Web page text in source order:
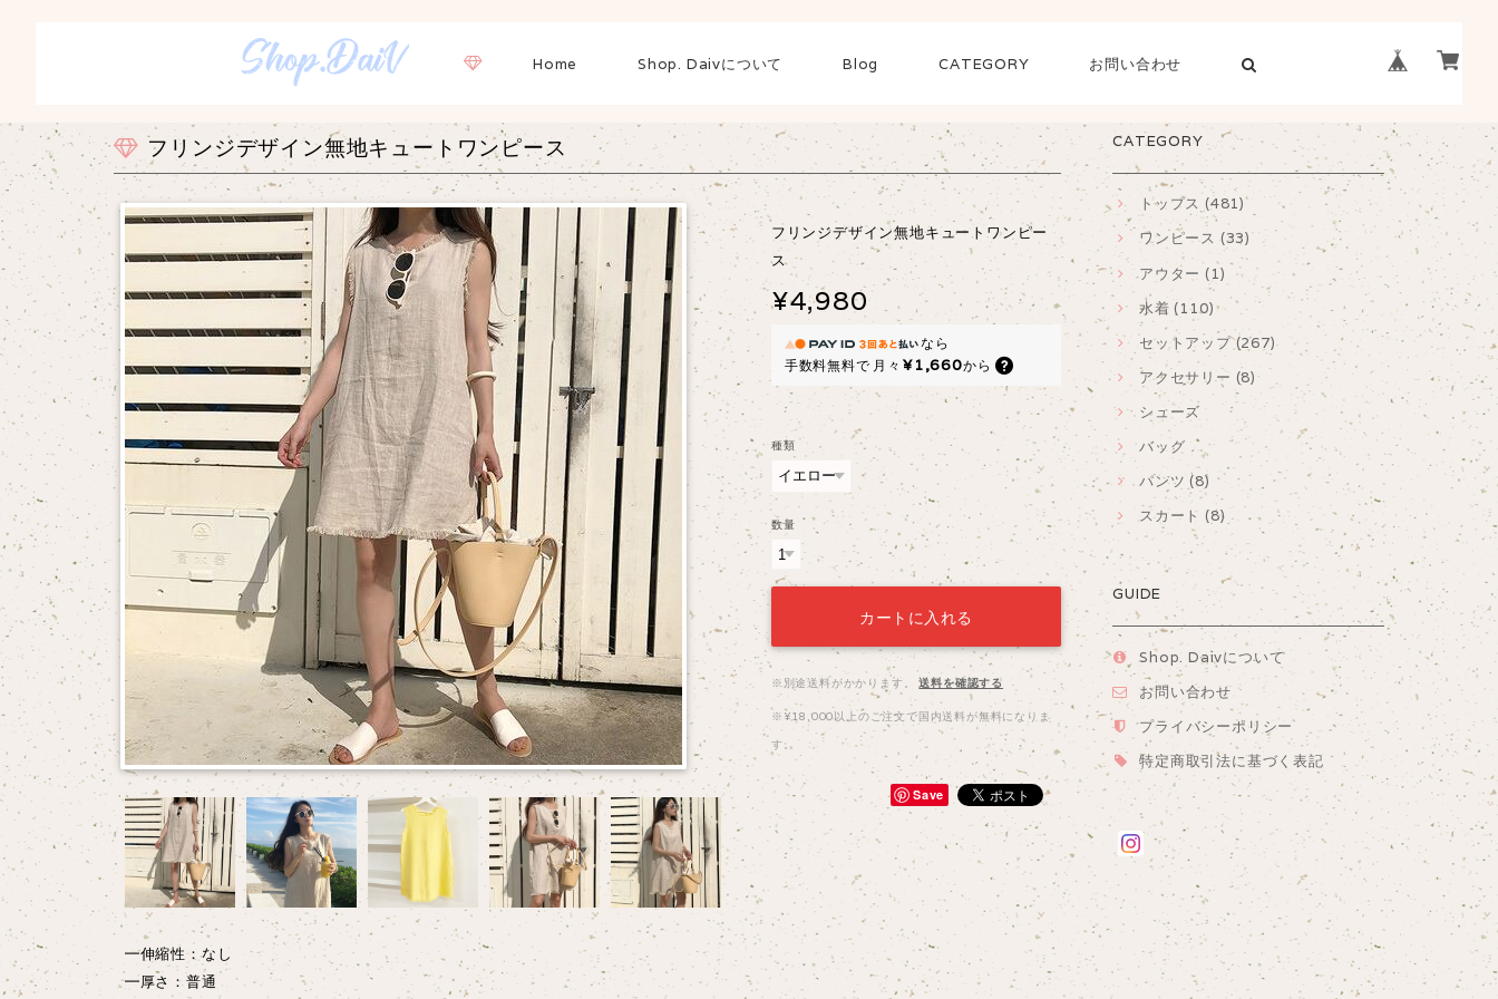
Home Shop. Daivについて Blog CATEGORY お問い合わせ
フリンジデザイン無地キュートワンピース
フリンジデザイン無地キュートワンピー
ス
¥4,980
なら
手数料無料で 月々 ¥1,660から
種類
数量
カートに入れる
※別途送料がかかります。 送料を確認する
※¥18,000以上のご注文で国内送料が無料になりま
す。
Save
━伸縮性：なし
━厚さ：普通
CATEGORY
トップス (481)
ワンピース (33)
アウター (1)
水着 (110)
セットアップ (267)
アクセサリー (8)
シューズ
バッグ
パンツ (8)
スカート (8)
GUIDE
Shop. Daivについて
お問い合わせ
プライバシーポリシー
特定商取引法に基づく表記